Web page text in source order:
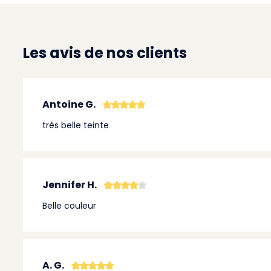
Les avis de nos clients
Antoine G.
très belle teinte
Jennifer H.
Belle couleur
A. G.